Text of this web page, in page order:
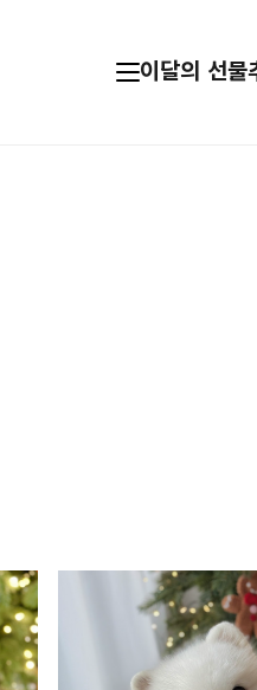
이달의 선물